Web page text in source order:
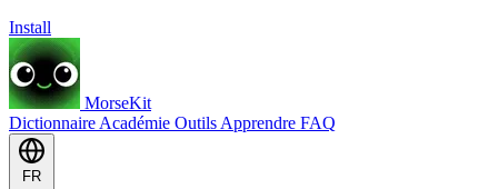
Install
MorseKit
Dictionnaire Académie Outils Apprendre FAQ